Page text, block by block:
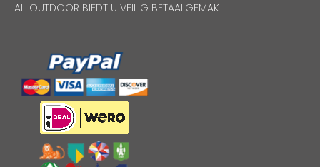
ALLOUTDOOR BIEDT U VEILIG BETAALGEMAK